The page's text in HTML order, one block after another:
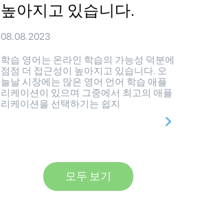
높아지고 있습니다.
08.08.2023
학습 영어는 온라인 학습의 가능성 덕분에
점점 더 접근성이 높아지고 있습니다. 오
늘날 시장에는 많은 영어 언어 학습 애플
리케이션이 있으며 그중에서 최고의 애플
리케이션을 선택하기는 쉽지
모두 보기